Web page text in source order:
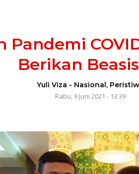
Pandemi
Berikan
Yuli Viza - Nasional,
Rabu, 9 Juni 2021 - 13:39